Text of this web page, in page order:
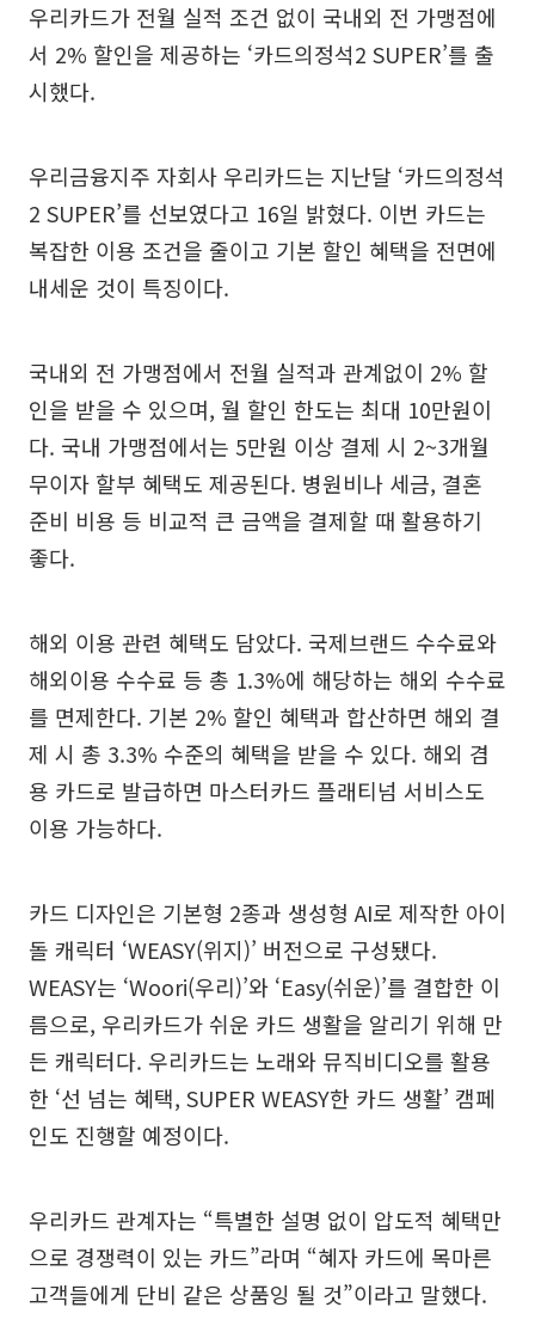
우리카드가 전월 실적 조건 없이 국내외 전 가맹점에
서 2% 할인을 제공하는 ‘카드의정석2 SUPER’를 출
시했다.
우리금융지주 자회사 우리카드는 지난달 ‘카드의정석
2 SUPER’를 선보였다고 16일 밝혔다. 이번 카드는
복잡한 이용 조건을 줄이고 기본 할인 혜택을 전면에
내세운 것이 특징이다.
국내외 전 가맹점에서 전월 실적과 관계없이 2% 할
인을 받을 수 있으며, 월 할인 한도는 최대 10만원이
다. 국내 가맹점에서는 5만원 이상 결제 시 2~3개월
무이자 할부 혜택도 제공된다. 병원비나 세금, 결혼
준비 비용 등 비교적 큰 금액을 결제할 때 활용하기
좋다.
해외 이용 관련 혜택도 담았다. 국제브랜드 수수료와
해외이용 수수료 등 총 1.3%에 해당하는 해외 수수료
를 면제한다. 기본 2% 할인 혜택과 합산하면 해외 결
제 시 총 3.3% 수준의 혜택을 받을 수 있다. 해외 겸
용 카드로 발급하면 마스터카드 플래티넘 서비스도
이용 가능하다.
카드 디자인은 기본형 2종과 생성형 AI로 제작한 아이
돌 캐릭터 ‘WEASY(위지)’ 버전으로 구성됐다.
WEASY는 ‘Woori(우리)’와 ‘Easy(쉬운)’를 결합한 이
름으로, 우리카드가 쉬운 카드 생활을 알리기 위해 만
든 캐릭터다. 우리카드는 노래와 뮤직비디오를 활용
한 ‘선 넘는 혜택, SUPER WEASY한 카드 생활’ 캠페
인도 진행할 예정이다.
우리카드 관계자는 “특별한 설명 없이 압도적 혜택만
으로 경쟁력이 있는 카드”라며 “혜자 카드에 목마른
고객들에게 단비 같은 상품잉 될 것”이라고 말했다.